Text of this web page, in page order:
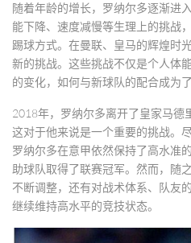
随着年龄的增长，罗纳尔多逐渐进
能下降、速度减慢等生理上的挑战
踢球方式。在曼联、皇马的辉煌时
新的挑战。这些挑战不仅是个人体
的变化，如何与新球队的配合成为
2018年，罗纳尔多离开了皇家马德
这对于他来说是一个重要的挑战。
罗纳尔多在意甲依然保持了高水准
助球队取得了联赛冠军。然而，随
不断调整，还有对战术体系、队友
继续维持高水平的竞技状态。